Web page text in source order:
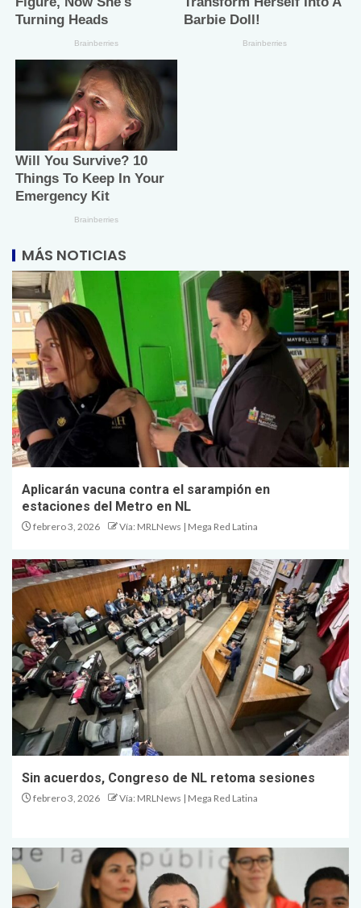
MÁS NOTICIAS
Aplicarán vacuna contra el sarampión en
estaciones del Metro en NL
febrero 3, 2026 Vía: MRLNews | Mega Red Latina
Sin acuerdos, Congreso de NL retoma sesiones
febrero 3, 2026 Vía: MRLNews | Mega Red Latina